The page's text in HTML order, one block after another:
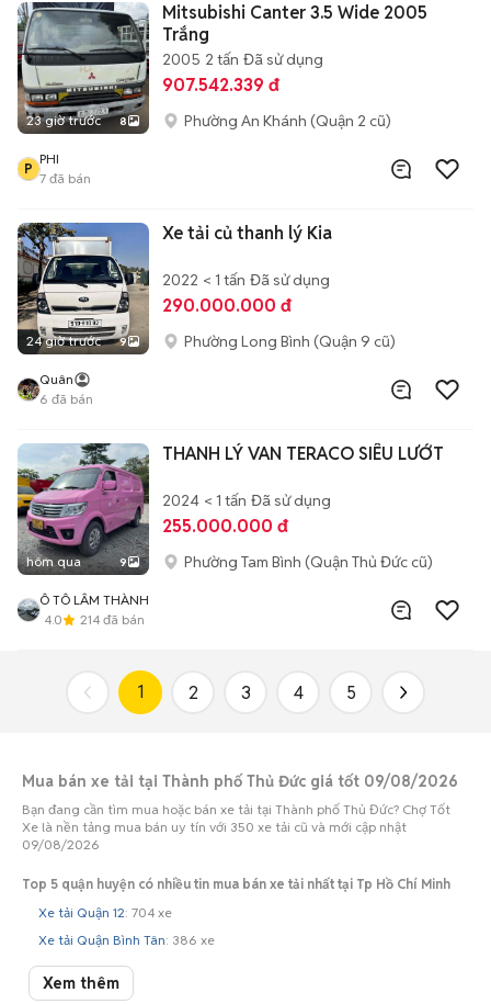
23 giờ trước 8
Mitsubishi Canter 3.5 Wide 2005
Trắng
2005 2 tấn Đã sử dụng
907.542.339 đ
Phường An Khánh (Quận 2 cũ)
P
PHI
7 đã bán
24 giờ trước 9
Xe tải củ thanh lý Kia
2022 < 1 tấn Đã sử dụng
290.000.000 đ
Phường Long Bình (Quận 9 cũ)
Quân
6 đã bán
hôm qua 9
THANH LÝ VAN TERACO SIÊU LƯỚT
2024 < 1 tấn Đã sử dụng
255.000.000 đ
Phường Tam Bình (Quận Thủ Đức cũ)
Ô TÔ LÂM THÀNH
4.0
214 đã bán
1 2 3 4 5
Mua bán xe tải tại Thành phố Thủ Đức giá tốt 09/08/2026
Bạn đang cần tìm mua hoặc bán xe tải tại Thành phố Thủ Đức? Chợ Tốt
Xe là nền tảng mua bán uy tín với 350 xe tải cũ và mới cập nhật
09/08/2026
Top 5 quận huyện có nhiều tin mua bán xe tải nhất tại Tp Hồ Chí Minh
Xe tải Quận 12: 704 xe
Xe tải Quận Bình Tân: 386 xe
Xe tải Thành phố Thủ Đức
Xe tải Huyện Bình Chánh
Xem thêm